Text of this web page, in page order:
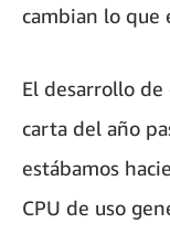
cambian lo que
El desarrollo
carta del año
estábamos
CPU de uso